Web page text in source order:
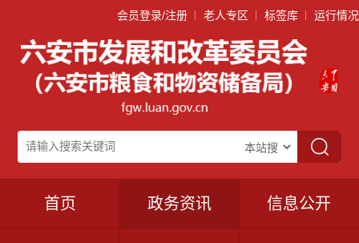
会员登录/注册 老人专区 标签库 运行情况
首页 政务资讯 信息公开